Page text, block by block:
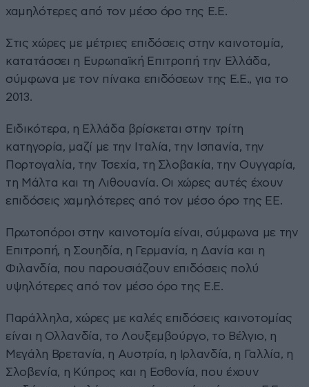
χαμηλότερες από τον μέσο όρο της Ε.Ε.
Στις χώρες με μέτριες επιδόσεις στην καινοτομία,
κατατάσσει η Ευρωπαϊκή Επιτροπή την Ελλάδα,
σύμφωνα με τον πίνακα επιδόσεων της Ε.Ε., για το
2013.
Ειδικότερα, η Ελλάδα βρίσκεται στην τρίτη
κατηγορία, μαζί με την Ιταλία, την Ισπανία, την
Πορτογαλία, την Τσεχία, τη Σλοβακία, την Ουγγαρία,
τη Μάλτα και τη Λιθουανία. Οι χώρες αυτές έχουν
επιδόσεις χαμηλότερες από τον μέσο όρο της ΕΕ.
Πρωτοπόροι στην καινοτομία είναι, σύμφωνα με την
Επιτροπή, η Σουηδία, η Γερμανία, η Δανία και η
Φιλανδία, που παρουσιάζουν επιδόσεις πολύ
υψηλότερες από τον μέσο όρο της Ε.Ε.
Παράλληλα, χώρες με καλές επιδόσεις καινοτομίας
είναι η Ολλανδία, το Λουξεμβούργο, το Βέλγιο, η
Μεγάλη Βρετανία, η Αυστρία, η Ιρλανδία, η Γαλλία, η
Σλοβενία, η Κύπρος και η Εσθονία, που έχουν